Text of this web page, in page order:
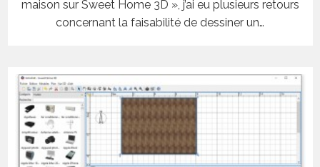
maison sur Sweet Home 3D », j’ai eu plusieurs retours
concernant la faisabilité de dessiner un…